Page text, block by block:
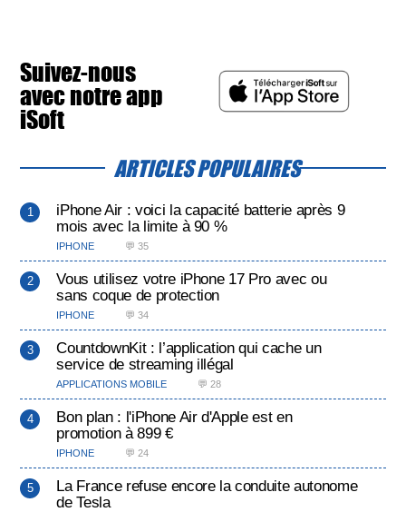
Suivez-nous
avec notre app
iSoft
ARTICLES POPULAIRES
iPhone Air : voici la capacité batterie après 9
mois avec la limite à 90 %
IPHONE 💬 35
Vous utilisez votre iPhone 17 Pro avec ou
sans coque de protection
IPHONE 💬 34
CountdownKit : l’application qui cache un
service de streaming illégal
APPLICATIONS MOBILE 💬 28
Bon plan : l'iPhone Air d'Apple est en
promotion à 899 €
IPHONE 💬 24
La France refuse encore la conduite autonome
de Tesla